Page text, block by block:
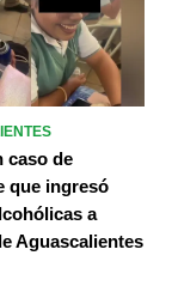
caso de
que ingresó
a
Aguascalientes